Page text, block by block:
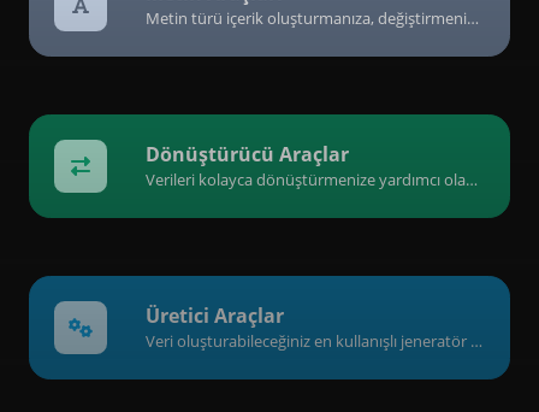
Metin türü içerik oluşturmanıza, değiştirmenize ve geliştirmenize yardımcı olacak, metin içeriğiyle ilgili araçlardan oluşan bir koleksiyon.
Dönüştürücü Araçlar
Verileri kolayca dönüştürmenize yardımcı olan bir araç koleksiyonu.
Üretici Araçlar
Veri oluşturabileceğiniz en kullanışlı jeneratör araçlarından oluşan bir koleksiyon.